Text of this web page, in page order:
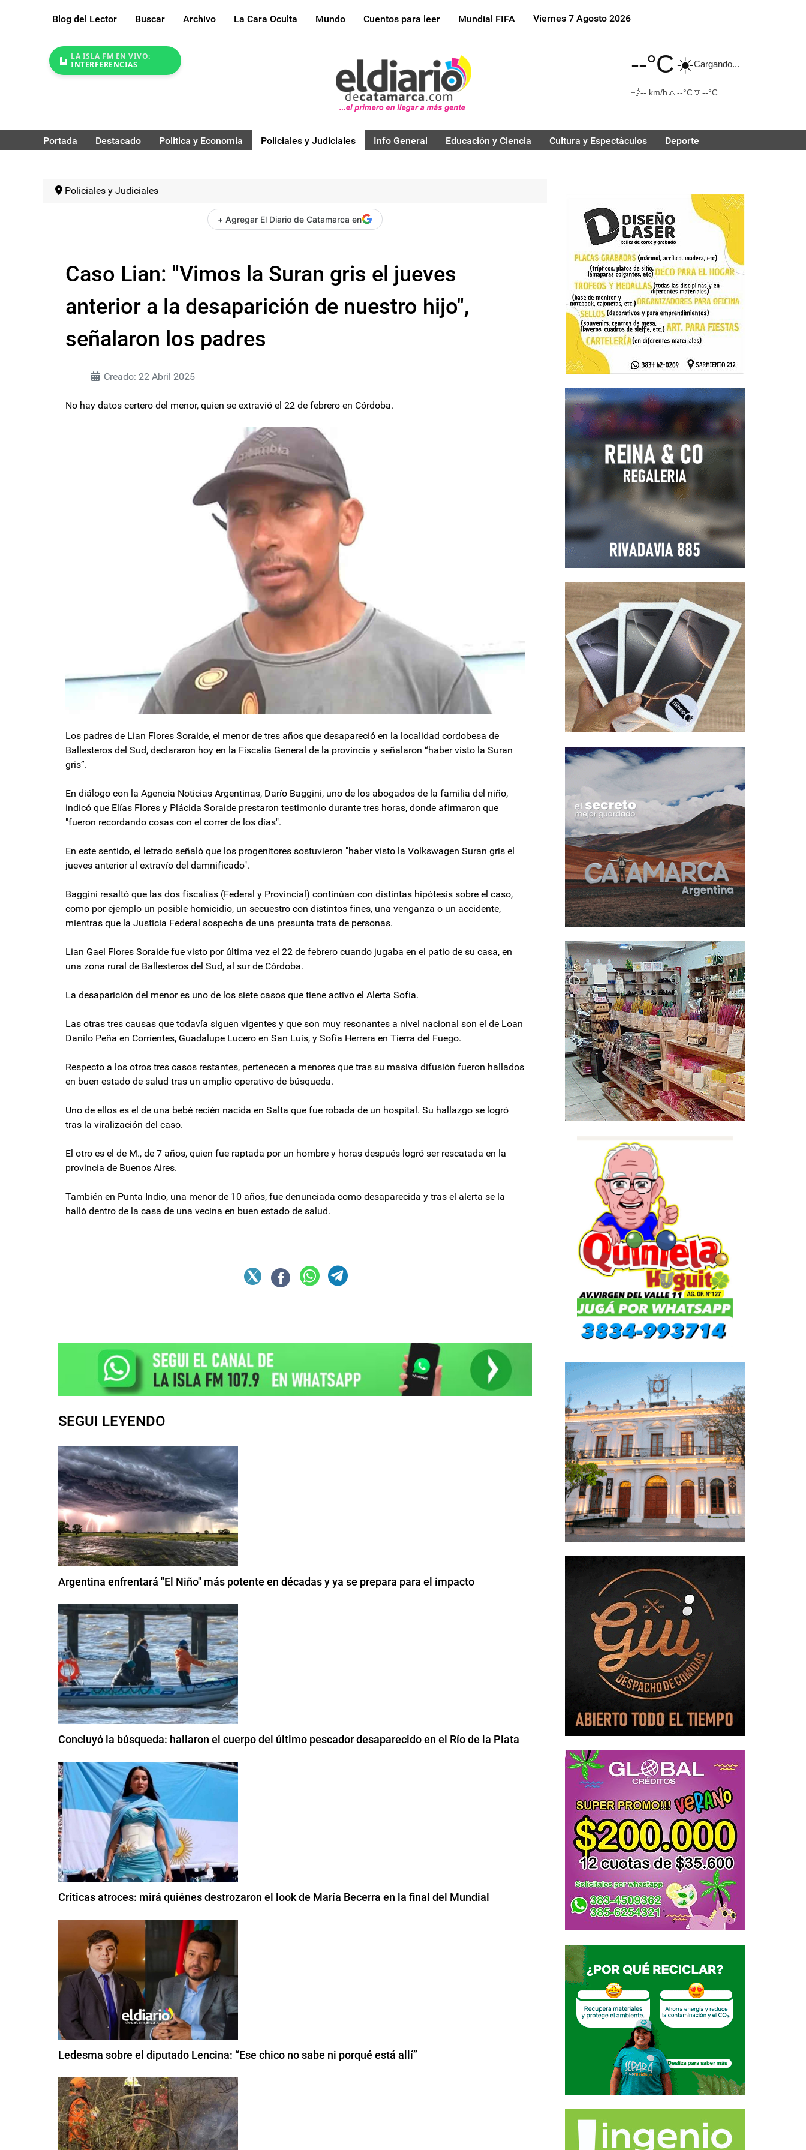
Blog del Lector Buscar Archivo La Cara Oculta Mundo Cuentos para leer Mundial FIFA Viernes 7 Agosto 2026
LA ISLA FM EN VIVO:
INTERFERENCIAS
--°C☀️Cargando...
💨-- km/h 🔼 --°C🔽 --°C
Portada Destacado Politica y Economia Policiales y Judiciales Info General Educación y Ciencia Cultura y Espectáculos Deporte
Policiales y Judiciales
+ Agregar El Diario de Catamarca en
Caso Lian: "Vimos la Suran gris el jueves
anterior a la desaparición de nuestro hijo",
señalaron los padres
Creado: 22 Abril 2025
No hay datos certero del menor, quien se extravió el 22 de febrero en Córdoba.
Los padres de Lian Flores Soraide, el menor de tres años que desapareció en la localidad cordobesa de
Ballesteros del Sud, declararon hoy en la Fiscalía General de la provincia y señalaron “haber visto la Suran
gris”.
En diálogo con la Agencia Noticias Argentinas, Darío Baggini, uno de los abogados de la familia del niño,
indicó que Elías Flores y Plácida Soraide prestaron testimonio durante tres horas, donde afirmaron que
"fueron recordando cosas con el correr de los días".
En este sentido, el letrado señaló que los progenitores sostuvieron "haber visto la Volkswagen Suran gris el
jueves anterior al extravío del damnificado".
Baggini resaltó que las dos fiscalías (Federal y Provincial) continúan con distintas hipótesis sobre el caso,
como por ejemplo un posible homicidio, un secuestro con distintos fines, una venganza o un accidente,
mientras que la Justicia Federal sospecha de una presunta trata de personas.
Lian Gael Flores Soraide fue visto por última vez el 22 de febrero cuando jugaba en el patio de su casa, en
una zona rural de Ballesteros del Sud, al sur de Córdoba.
La desaparición del menor es uno de los siete casos que tiene activo el Alerta Sofía.
Las otras tres causas que todavía siguen vigentes y que son muy resonantes a nivel nacional son el de Loan
Danilo Peña en Corrientes, Guadalupe Lucero en San Luis, y Sofía Herrera en Tierra del Fuego.
Respecto a los otros tres casos restantes, pertenecen a menores que tras su masiva difusión fueron hallados
en buen estado de salud tras un amplio operativo de búsqueda.
Uno de ellos es el de una bebé recién nacida en Salta que fue robada de un hospital. Su hallazgo se logró
tras la viralización del caso.
El otro es el de M., de 7 años, quien fue raptada por un hombre y horas después logró ser rescatada en la
provincia de Buenos Aires.
También en Punta Indio, una menor de 10 años, fue denunciada como desaparecida y tras el alerta se la
halló dentro de la casa de una vecina en buen estado de salud.
SEGUI LEYENDO
Argentina enfrentará "El Niño" más potente en décadas y ya se prepara para el impacto
Concluyó la búsqueda: hallaron el cuerpo del último pescador desaparecido en el Río de la Plata
Críticas atroces: mirá quiénes destrozaron el look de María Becerra en la final del Mundial
Ledesma sobre el diputado Lencina: “Ese chico no sabe ni porqué está allí”